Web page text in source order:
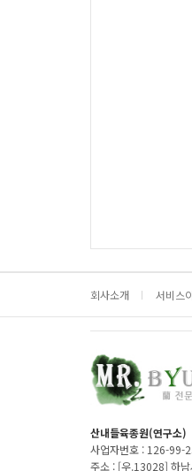
회사소개 서비스
산내들육종원(연구소)
사업자번호 : 126-99-
주소 : [우.13028] 하